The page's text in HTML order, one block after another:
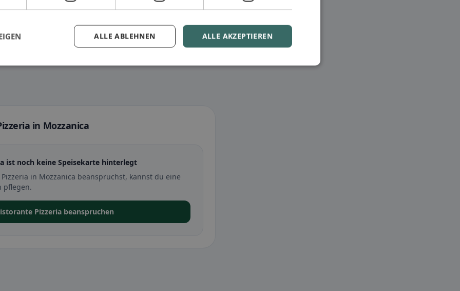
in Mozzanica
ist noch keine Speisekarte hinterlegt
in Mozzanica beanspruchst, kannst du eine
pflegen.
Pizzeria beanspruchen
ALLE AKZEPTIEREN
ALLE ABLEHNEN